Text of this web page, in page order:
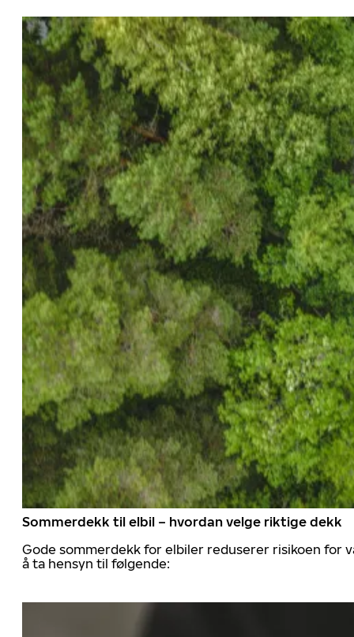
Sommerdekk til elbil – hvordan velge riktige dekk
Gode sommerdekk for elbiler reduserer risikoen for
å ta hensyn til følgende: